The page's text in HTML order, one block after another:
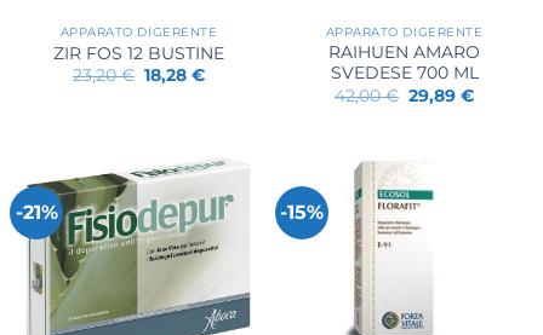
APPARATO DIGERENTE
ZIR FOS 12 BUSTINE
23,20€ Il
prezzo
18,28€Il
APPARATO DIGERENTE
RAIHUEN AMARO
SVEDESE 700 ML
42,00€ Il
prezzo
29,89€Il
-21% -15%